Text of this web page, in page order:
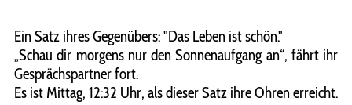
Ein Satz ihres Gegenübers: "Das Leben ist schön."
„Schau dir morgens nur den Sonnenaufgang an“, fährt ihr
Gesprächspartner fort.
Es ist Mittag, 12:32 Uhr, als dieser Satz ihre Ohren erreicht.